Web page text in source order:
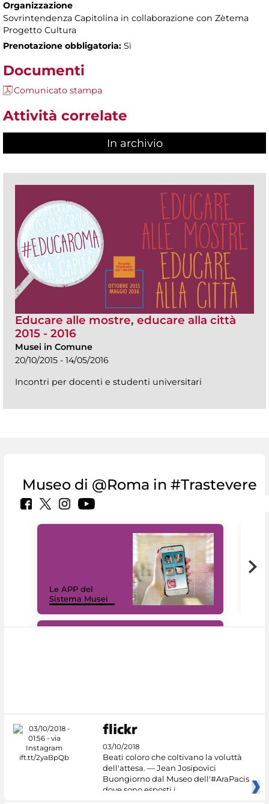
Organizzazione
Sovrintendenza Capitolina in collaborazione con Zètema
Progetto Cultura
Prenotazione obbligatoria: Sì
Documenti
Comunicato stampa
Attività correlate
In archivio
Educare alle mostre, educare alla città
2015 - 2016
Musei in Comune
20/10/2015 - 14/05/2016
Incontri per docenti e studenti universitari
Museo di @Roma in #Trastevere
Le APP del
Sistema Musei
03/10/2018
Beati coloro che coltivano la voluttà
dell'attesa. — Jean Josipovici
Buongiorno dal Museo dell'#AraPacis
dove sono esposti i